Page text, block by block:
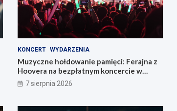
KONCERT WYDARZENIA
Muzyczne hołdowanie pamięci: Ferajna z
Hoovera na bezpłatnym koncercie w
Wrocławiu
7 sierpnia 2026